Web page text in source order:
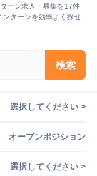
ーン求人・募集を17件
ンターンを効率よく探せ
検索
選択してください >
オープンポジション
選択してください >